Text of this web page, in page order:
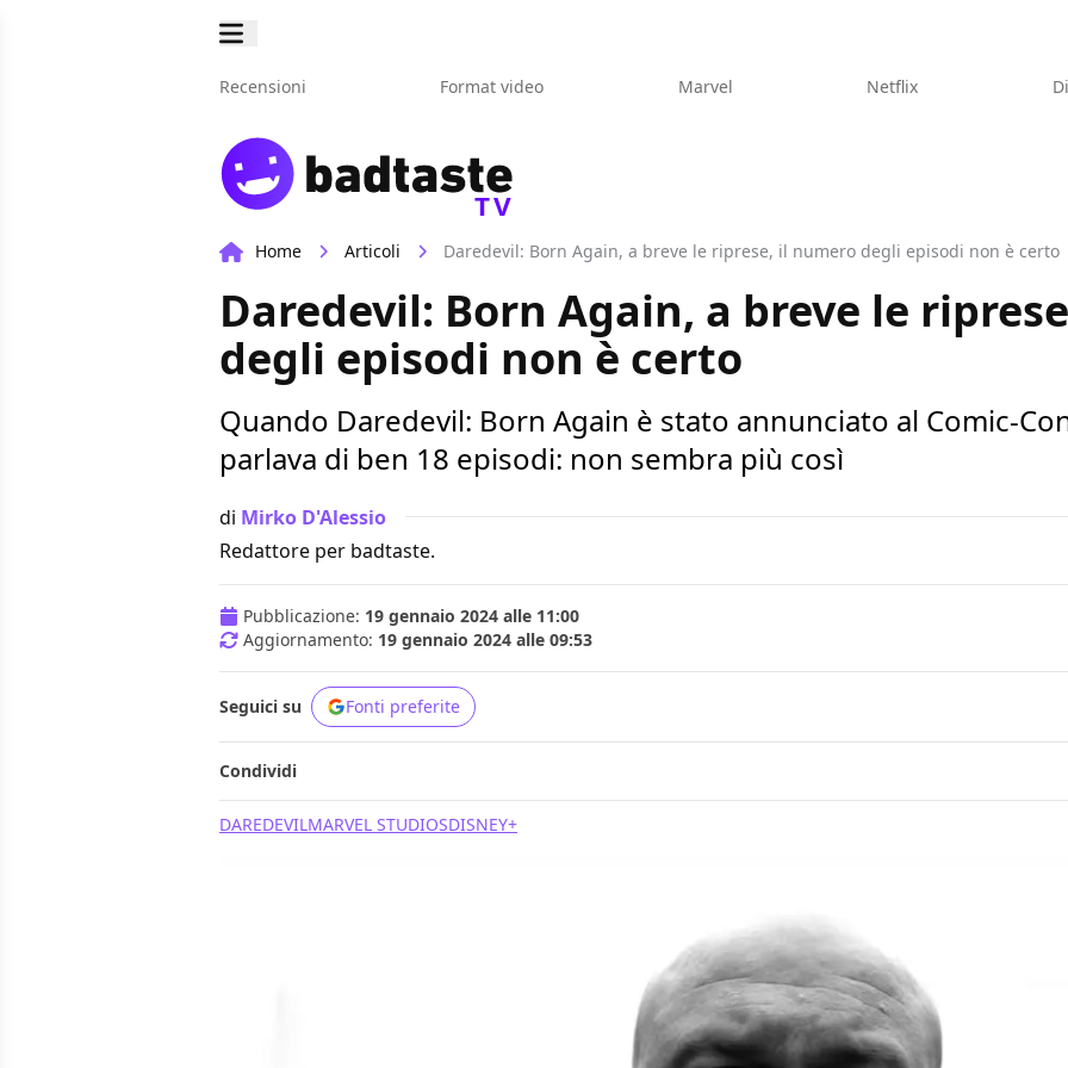
Recensioni Format video Marvel Netflix
TV
Home Articoli Daredevil: Born Again, a breve le riprese, il numero degli episodi non è certo
Daredevil: Born Again, a breve le
degli episodi non è certo
Quando Daredevil: Born Again è stato annunciato al Comic-
parlava di ben 18 episodi: non sembra più così
di Mirko D'Alessio
Redattore per badtaste.
Pubblicazione: 19 gennaio 2024 alle 11:00
Aggiornamento: 19 gennaio 2024 alle 09:53
Seguici su Fonti preferite
Condividi
DAREDEVILMARVEL STUDIOSDISNEY+